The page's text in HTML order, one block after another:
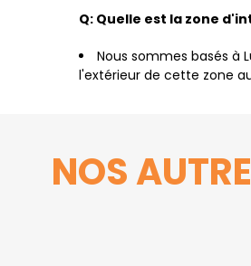
Q: Quelle est la zone
Nous sommes basés à
l'extérieur de cette zone
NOS